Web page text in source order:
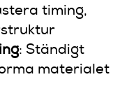
timing,
: Ständigt
materialet